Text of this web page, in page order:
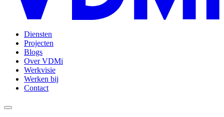
Diensten
Projecten
Blogs
Over VDMi
Werkvisie
Werken bij
Contact